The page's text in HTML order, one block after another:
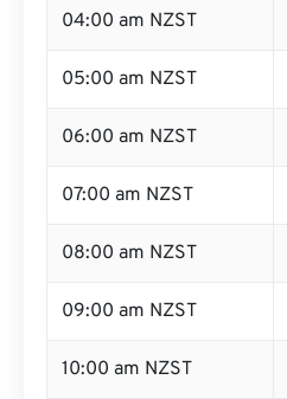
04:00 am NZST
05:00 am NZST
06:00 am NZST
07:00 am NZST
08:00 am NZST
09:00 am NZST
10:00 am NZST